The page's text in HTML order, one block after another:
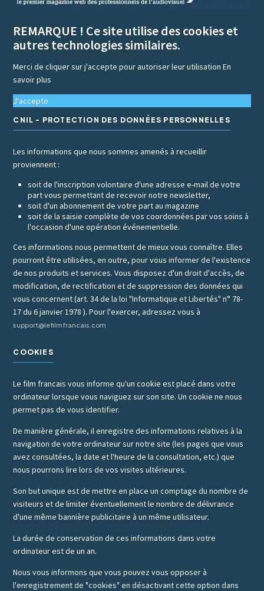
REMARQUE ! Ce site utilise des cookies et
autres technologies similaires.
Merci de cliquer sur j'accepte pour autoriser leur utilisationEn
savoir plus
J'accepte
CNIL - PROTECTION DES DONNÉES PERSONNELLES
Les informations que nous sommes amenés à recueillir
proviennent :
soit de l'inscription volontaire d'une adresse e-mail de votre
part vous permettant de recevoir notre newsletter,
soit d'un abonnement de votre part au magazine
soit de la saisie complète de vos coordonnées par vos soins à
l'occasion d'une opération événementielle.
Ces informations nous permettent de mieux vous connaître. Elles
pourront être utilisées, en outre, pour vous informer de l'existence
de nos produits et services. Vous disposez d'un droit d'accès, de
modification, de rectification et de suppression des données qui
vous concernent (art. 34 de la loi "Informatique et Libertés" n° 78-
17 du 6 janvier 1978 ). Pour l'exercer, adressez vous à
support@lefilmfrancais.com
COOKIES
Le film francais vous informe qu'un cookie est placé dans votre
ordinateur lorsque vous naviguez sur son site. Un cookie ne nous
permet pas de vous identifier.
De manière générale, il enregistre des informations relatives à la
navigation de votre ordinateur sur notre site (les pages que vous
avez consultées, la date et l'heure de la consultation, etc.) que
nous pourrons lire lors de vos visites ultérieures.
Son but unique est de mettre en place un comptage du nombre de
visiteurs et de limiter éventuellement le nombre de délivrance
d'une même bannière publicitaire à un même utilisateur.
La durée de conservation de ces informations dans votre
ordinateur est de un an.
Nous vous informons que vous pouvez vous opposer à
l'enregistrement de "cookies" en désactivant cette option dans